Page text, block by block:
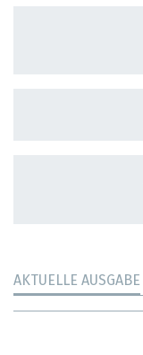
AKTUELLE AUSGABE